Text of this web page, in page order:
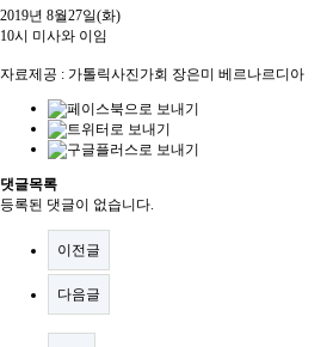
2019년 8월27일(화)
10시 미사와 이임
자료제공 : 가톨릭사진가회 장은미 베르나르디아
댓글목록
등록된 댓글이 없습니다.
이전글
다음글